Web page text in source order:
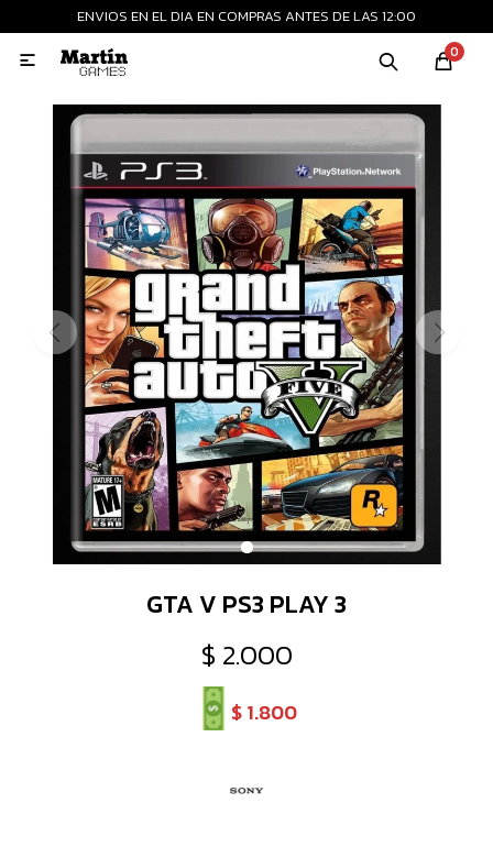
ENVIOS EN EL DIA EN COMPRAS ANTES DE LAS 12:00
0

GTA V PS3 PLAY 3
$ 2.000
$1.800
MI CUENTA
Consolas nuevas
Consolas recertificadas
Juegos
Accesorios